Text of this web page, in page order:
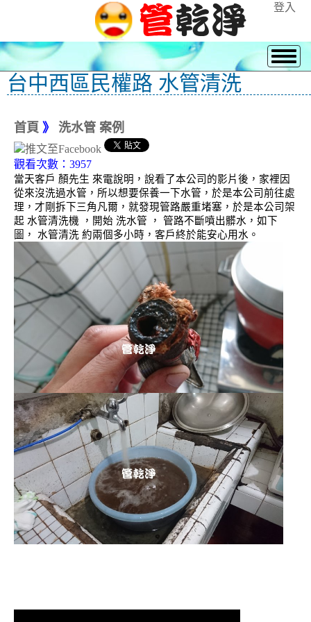
登入
台中西區民權路 水管清洗
首頁 》 洗水管 案例
觀看次數：3957
當天客戶 顏先生 來電說明，說看了本公司的影片後，家裡因
從來沒洗過水管，所以想要保養一下水管，於是本公司前往處
理，才剛拆下三角凡爾，就發現管路嚴重堵塞，於是本公司架
起 水管清洗機 ，開始 洗水管 ， 管路不斷噴出髒水，如下
圖， 水管清洗 約兩個多小時，客戶終於能安心用水。